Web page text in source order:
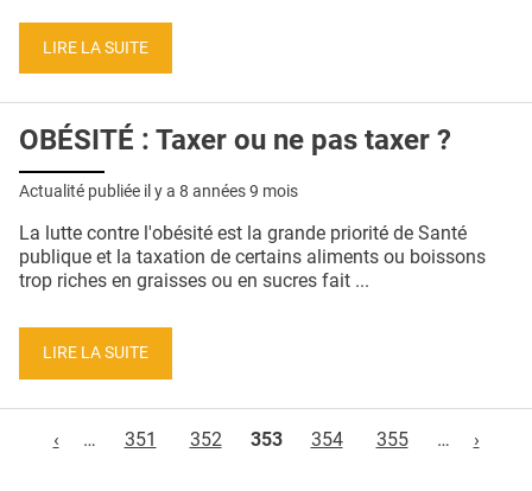
LIRE LA SUITE
OBÉSITÉ : Taxer ou ne pas taxer ?
Actualité publiée il y a 8 années 9 mois
La lutte contre l'obésité est la grande priorité de Santé
publique et la taxation de certains aliments ou boissons
trop riches en graisses ou en sucres fait ...
LIRE LA SUITE
‹
… 351 352 353 354 355 … ›